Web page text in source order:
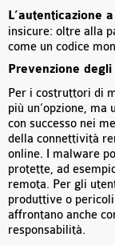
L’autenticazione
insicure: oltre alla
come un codice
Prevenzione
Per i costruttori di
più un’opzione, ma
con successo nei
della connettività
online. I malware
protette, ad
remota. Per gli
produttive o
affrontano anche
responsabilità.